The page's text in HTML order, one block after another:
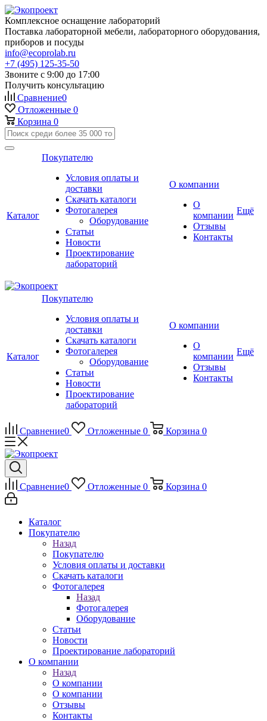
Комплексное оснащение лабораторий
Поставка лабораторной мебели, лабораторного оборудования,
приборов и посуды
info@ecoprolab.ru
+7 (495) 125-35-50
Звоните с 9:00 до 17:00
Получить консультацию
Сравнение0
Отложенные 0
Корзина 0
Каталог
Покупателю
Условия оплаты и
доставки
Скачать каталоги
Фотогалерея
Оборудование
Статьи
Новости
Проектирование
лабораторий
О компании
О
компании
Отзывы
Контакты
Ещё
Каталог
Покупателю
Условия оплаты и
доставки
Скачать каталоги
Фотогалерея
Оборудование
Статьи
Новости
Проектирование
лабораторий
О компании
О
компании
Отзывы
Контакты
Ещё
Сравнение0 Отложенные 0 Корзина 0
Сравнение0 Отложенные 0 Корзина 0
Каталог
Покупателю
Назад
Покупателю
Условия оплаты и доставки
Скачать каталоги
Фотогалерея
Назад
Фотогалерея
Оборудование
Статьи
Новости
Проектирование лабораторий
О компании
Назад
О компании
О компании
Отзывы
Контакты